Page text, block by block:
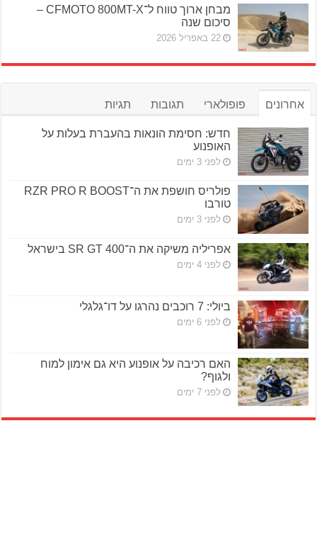
מבחן ארוך טווח ל־CFMOTO 800MT-X –
סיכום שנה
22 באפריל 2026
אחרונים פופולארי תגובות תגיות
חדש: חסימת הונאות בהעברת בעלות על
האופנוע
לפני 3 ימים
פולריס חושפת את ה־RZR PRO R BOOST
טורבו
לפני 3 ימים
אפריליה משיקה את ה־SR GT 400 בישראל
לפני 4 ימים
ביולי: 7 רוכבים נהרגו על דו־גלגלי
לפני 6 ימים
האם רכיבה על אופנוע היא גם אימון למוח
ולגוף?
לפני 7 ימים